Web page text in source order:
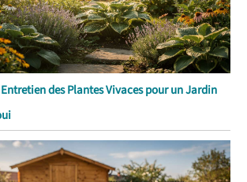
des Plantes Vivaces pour un Jardin